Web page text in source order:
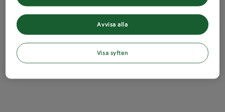
Avvisa alla
Visa syften